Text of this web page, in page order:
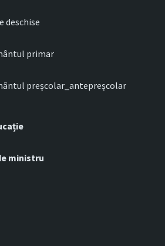
deschise
primar
preșcolar_antepreșcolar
ministru